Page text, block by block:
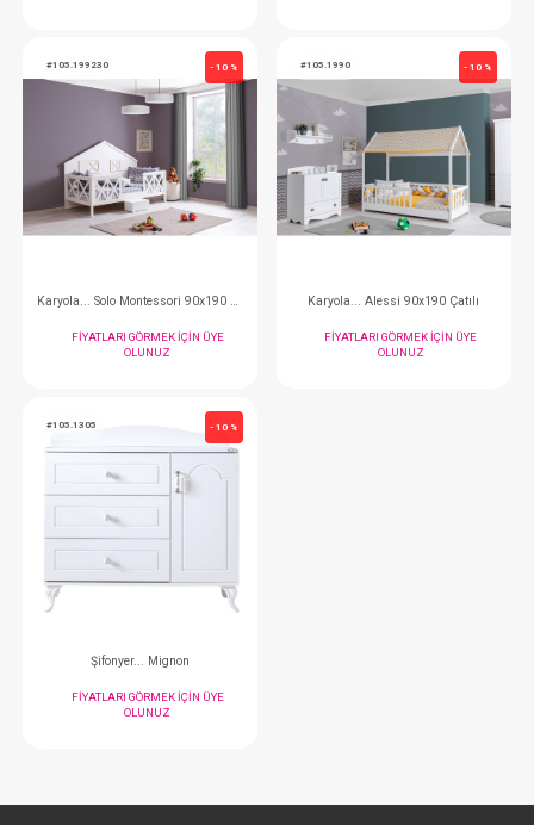
Dolap... 3 Kapılı Alessi
FIYATLARI GÖRMEK IÇIN ÜYE
OLUNUZ
FIYATLARI
OLUNUZ
#105.199230 - 10 %
FIYATLARI GÖRMEK IÇIN ÜYE
OLUNUZ
#105.1990
#105.1305